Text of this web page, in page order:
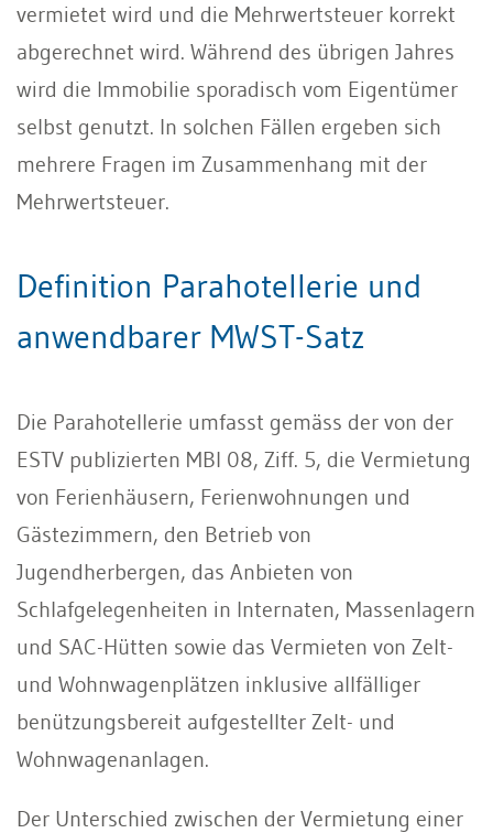
vermietet wird und die Mehrwertsteuer korrekt
abgerechnet wird. Während des übrigen Jahres
wird die Immobilie sporadisch vom Eigentümer
selbst genutzt. In solchen Fällen ergeben sich
mehrere Fragen im Zusammenhang mit der
Mehrwertsteuer.
Definition Parahotellerie und
anwendbarer MWST-Satz
Die Parahotellerie umfasst gemäss der von der
ESTV publizierten MBI 08, Ziff. 5, die Vermietung
von Ferienhäusern, Ferienwohnungen und
Gästezimmern, den Betrieb von
Jugendherbergen, das Anbieten von
Schlafgelegenheiten in Internaten, Massenlagern
und SAC-Hütten sowie das Vermieten von Zelt-
und Wohnwagenplätzen inklusive allfälliger
benützungsbereit aufgestellter Zelt- und
Wohnwagenanlagen.
Der Unterschied zwischen der Vermietung einer